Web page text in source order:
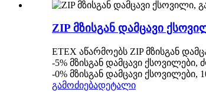
ZIP მზისგან დამცავი
ETEX აწარმოებს ZIP მზისგან
-5% მზისგან დამცავი
-0% მზისგან დამცავი ქსოვილები,
გამოძიებადეტალი